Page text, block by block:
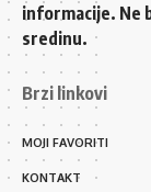
informacije. Ne
sredinu.
Brzi linkovi
MOJI FAVORITI
KONTAKT